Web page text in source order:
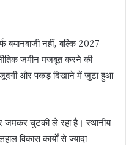
बयानबाजी नहीं, बल्कि 2027
जमीन मजबूत करने की
और पकड़ दिखाने में जुटा हुआ
जमकर चुटकी ले रहा है। स्थानीय
विकास कार्यों से ज्यादा